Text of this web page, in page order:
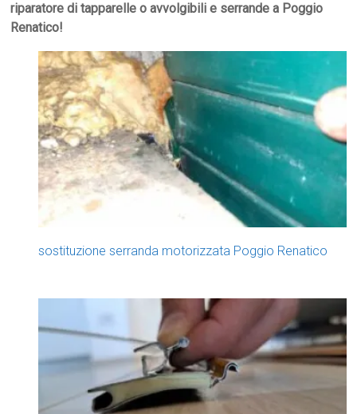
riparatore di tapparelle o avvolgibili e serrande a Poggio
Renatico!
sostituzione serranda motorizzata Poggio Renatico